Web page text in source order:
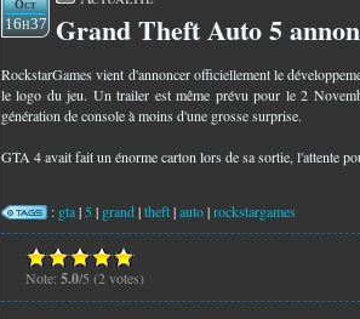
Oct
16h37 Grand Theft Auto 5
RockstarGames vient d'annoncer officiellement le
le logo du jeu. Un trailer est même prévu pour le 2
génération de console à moins d'une grosse surprise.
GTA 4 avait fait un énorme carton lors de sa sortie, l'attente
: gta| 5 | grand|theft|auto|rockstargames
Note: 5.0/5 (2 votes)